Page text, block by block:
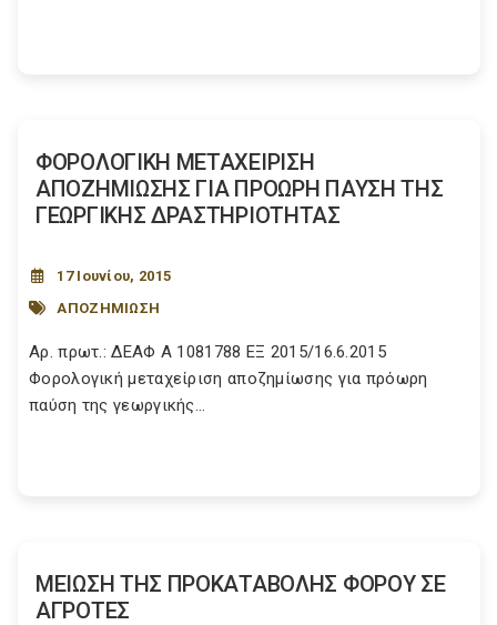
ΦΟΡΟΛΟΓΙΚΗ ΜΕΤΑΧΕΙΡΙΣΗ
ΑΠΟΖΗΜΙΩΣΗΣ ΓΙΑ ΠΡΟΩΡΗ ΠΑΥΣΗ ΤΗΣ
ΓΕΩΡΓΙΚΗΣ ΔΡΑΣΤΗΡΙΟΤΗΤΑΣ
17 Ιουνίου, 2015
ΑΠΟΖΗΜΙΩΣΗ
Αρ. πρωτ.: ΔΕΑΦ Α 1081788 ΕΞ 2015/16.6.2015
Φορολογική μεταχείριση αποζημίωσης για πρόωρη
παύση της γεωργικής...
ΜΕΙΩΣΗ ΤΗΣ ΠΡΟΚΑΤΑΒΟΛΗΣ ΦΟΡΟΥ ΣΕ
ΑΓΡΟΤΕΣ